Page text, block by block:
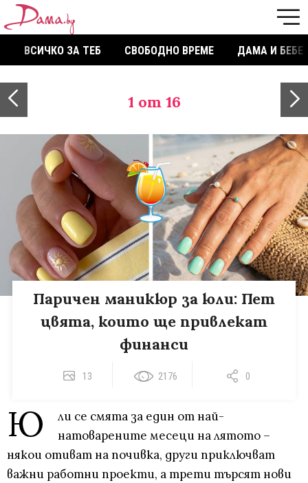
ВСИЧКО ЗА ТЕБ СВОБОДНО ВРЕМЕ ДАМА И БЕБЕ
1 от 16
Паричен маникюр за юли: Пет
цвята, които ще привлекат
финанси
13 2176 0
Ю
ли се смята за един от най-
натоварените месеци на лятото –
някои отиват на почивка, други приключват
важни работни проекти, а трети търсят нови